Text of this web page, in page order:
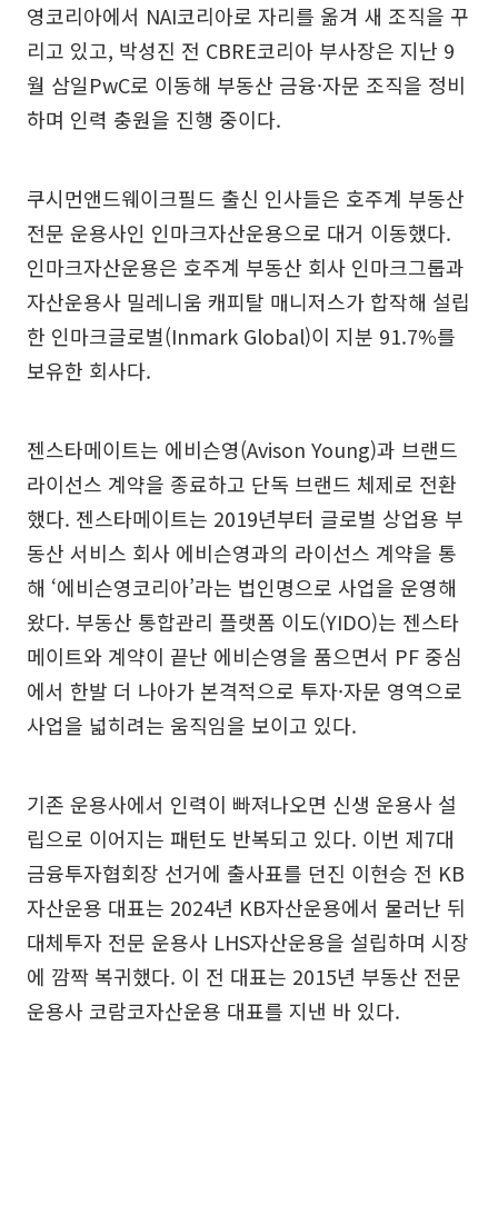
영코리아에서 NAI코리아로 자리를 옮겨 새 조직을 꾸
리고 있고, 박성진 전 CBRE코리아 부사장은 지난 9
월 삼일PwC로 이동해 부동산 금융·자문 조직을 정비
하며 인력 충원을 진행 중이다.
쿠시먼앤드웨이크필드 출신 인사들은 호주계 부동산
전문 운용사인 인마크자산운용으로 대거 이동했다.
인마크자산운용은 호주계 부동산 회사 인마크그룹과
자산운용사 밀레니움 캐피탈 매니저스가 합작해 설립
한 인마크글로벌(Inmark Global)이 지분 91.7%를
보유한 회사다.
젠스타메이트는 에비슨영(Avison Young)과 브랜드
라이선스 계약을 종료하고 단독 브랜드 체제로 전환
했다. 젠스타메이트는 2019년부터 글로벌 상업용 부
동산 서비스 회사 에비슨영과의 라이선스 계약을 통
해 ‘에비슨영코리아’라는 법인명으로 사업을 운영해
왔다. 부동산 통합관리 플랫폼 이도(YIDO)는 젠스타
메이트와 계약이 끝난 에비슨영을 품으면서 PF 중심
에서 한발 더 나아가 본격적으로 투자·자문 영역으로
사업을 넓히려는 움직임을 보이고 있다.
기존 운용사에서 인력이 빠져나오면 신생 운용사 설
립으로 이어지는 패턴도 반복되고 있다. 이번 제7대
금융투자협회장 선거에 출사표를 던진 이현승 전 KB
자산운용 대표는 2024년 KB자산운용에서 물러난 뒤
대체투자 전문 운용사 LHS자산운용을 설립하며 시장
에 깜짝 복귀했다. 이 전 대표는 2015년 부동산 전문
운용사 코람코자산운용 대표를 지낸 바 있다.